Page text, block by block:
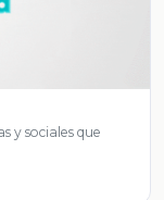
y sociales que